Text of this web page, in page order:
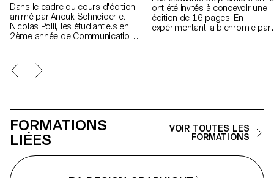
Dans le cadre du cours d'édition
animé par Anouk Schneider et
Nicolas Polli, les étudiant.e.s en
2ème année de Communication
cours du premier semestre. Ce
projet de livre se distingue par
du paysage éditorial. Les
étudiant.e.s ont été encouragés à
exploiter leur liberté artistique à
tous les niveaux de création, que
ce soit en termes de format, de
choix de papier, de reliure, de
ont été invités à concevoir une
édition de 16 pages. En
expérimentant la bichromie par
FORMATIONS
LIÉES
VOIR TOUTES LES
FORMATIONS